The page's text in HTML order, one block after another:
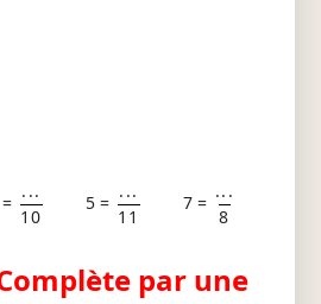
...
10
5 =
...
11
7 =
...
8
par une